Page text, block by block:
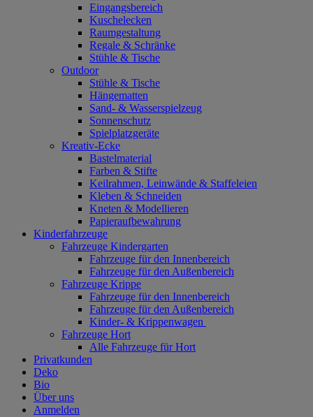
Eingangsbereich
Kuschelecken
Raumgestaltung
Regale & Schränke
Stühle & Tische
Outdoor
Stühle & Tische
Hängematten
Sand- & Wasserspielzeug
Sonnenschutz
Spielplatzgeräte
Kreativ-Ecke
Bastelmaterial
Farben & Stifte
Keilrahmen, Leinwände & Staffeleien
Kleben & Schneiden
Kneten & Modellieren
Papieraufbewahrung
Kinderfahrzeuge
Fahrzeuge Kindergarten
Fahrzeuge für den Innenbereich
Fahrzeuge für den Außenbereich
Fahrzeuge Krippe
Fahrzeuge für den Innenbereich
Fahrzeuge für den Außenbereich
Kinder- & Krippenwagen
Fahrzeuge Hort
Alle Fahrzeuge für Hort
Privatkunden
Deko
Bio
Über uns
Anmelden